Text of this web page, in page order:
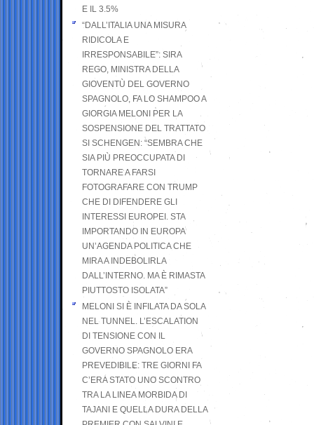
E IL 3.5%
“DALL’ITALIA UNA MISURA
RIDICOLA E
IRRESPONSABILE”: SIRA
REGO, MINISTRA DELLA
GIOVENTÙ DEL GOVERNO
SPAGNOLO, FA LO SHAMPOO A
GIORGIA MELONI PER LA
SOSPENSIONE DEL TRATTATO
SI SCHENGEN: “SEMBRA CHE
SIA PIÙ PREOCCUPATA DI
TORNARE A FARSI
FOTOGRAFARE CON TRUMP
CHE DI DIFENDERE GLI
INTERESSI EUROPEI. STA
IMPORTANDO IN EUROPA
UN’AGENDA POLITICA CHE
MIRA A INDEBOLIRLA
DALL’INTERNO. MA È RIMASTA
PIUTTOSTO ISOLATA”
MELONI SI È INFILATA DA SOLA
NEL TUNNEL. L’ESCALATION
DI TENSIONE CON IL
GOVERNO SPAGNOLO ERA
PREVEDIBILE: TRE GIORNI FA
C’ERA STATO UNO SCONTRO
TRA LA LINEA MORBIDA DI
TAJANI E QUELLA DURA DELLA